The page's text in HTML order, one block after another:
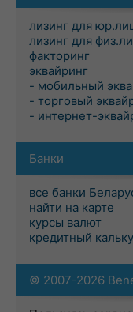
лизинг для
лизинг для
факторинг
эквайринг
- мобильный
- торговый
- интернет-
Банки
все банки
найти на карте
курсы валют
кредитный
© 2007-2026